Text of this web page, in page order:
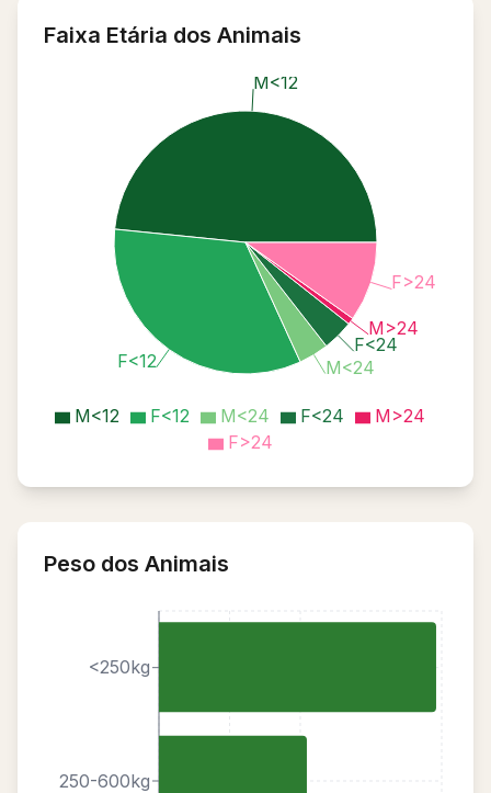
Faixa Etária dos Animais
M<12
F<12 M<24
F<24
M>24
F>24
M<12 F<12 M<24 F<24
M>24
F>24
Peso dos Animais
<250kg
250-600kg